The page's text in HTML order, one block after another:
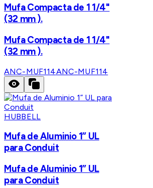
Mufa Compacta de 1 1/4"
(32 mm ).
Mufa Compacta de 1 1/4"
(32 mm ).
ANC-MUF114ANC-MUF114
HUBBELL
Mufa de Aluminio 1” UL
para Conduit
Mufa de Aluminio 1” UL
para Conduit